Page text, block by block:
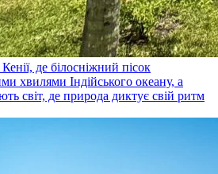
де білосніжний пісок
хвилями Індійського океану, а
світ, де природа диктує свій ритм